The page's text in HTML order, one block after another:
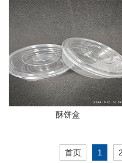
酥饼盒
首页 1 2